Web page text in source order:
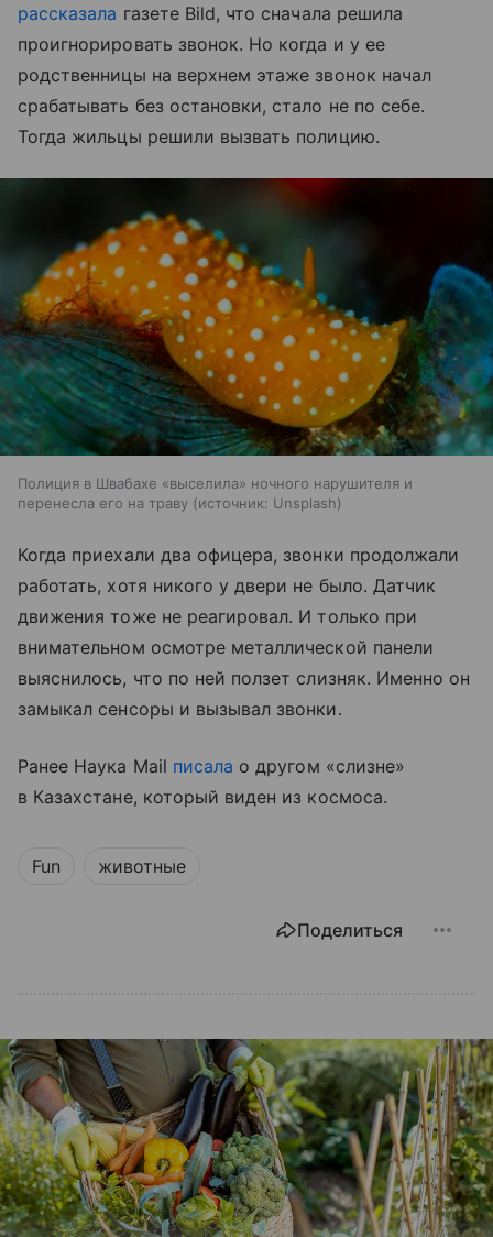
рассказала газете Bild, что сначала решила
проигнорировать звонок. Но когда и у ее
родственницы на верхнем этаже звонок начал
срабатывать без остановки, стало не по себе.
Тогда жильцы решили вызвать полицию.
Полиция в Швабахе «выселила» ночного нарушителя и
перенесла его на траву
источник: Unsplash
Когда приехали два офицера, звонки продолжали
работать, хотя никого у двери не было. Датчик
движения тоже не реагировал. И только при
внимательном осмотре металлической панели
выяснилось, что по ней ползет слизняк. Именно он
замыкал сенсоры и вызывал звонки.
Ранее Наука Mail писала о другом «слизне»
в Казахстане, который виден из космоса.
Fun животные
Поделиться